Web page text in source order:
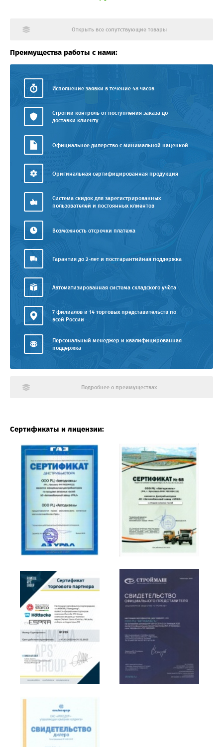
Открыть все сопутствующие товары
Преимущества работы с нами:
Исполнение заявки в течение 48 часов
Строгий контроль от поступления заказа до
доставки клиенту
Официальное дилерство с минимальной наценкой
Оригинальная сертифицированная продукция
Система скидок для зарегистрированных
пользователей и постоянных клиентов
Возможность отсрочки платежа
Гарантия до 2-лет и постгарантийная поддержка
Автоматизированная система складского учёта
7 филиалов и 14 торговых представительств по
всей России
Персональный менеджер и квалифицированная
поддержка
Подробнее о преимуществах
Сертификаты и лицензии: